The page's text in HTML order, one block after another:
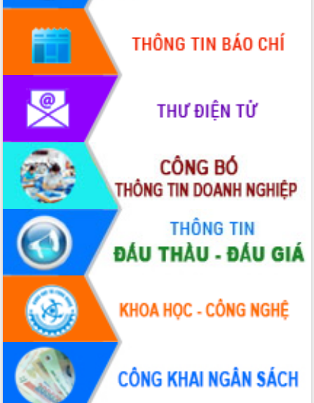
quốc phòng, quân sự địa phương năm
Đắk Lắk tập trung toàn lực khắc phục
tồn tại IUU, sẵn sàng làm việc với
Đoàn thanh tra EC
Chủ tịch UBND tỉnh Tạ Anh Tuấn thăm,
chúc mừng các bệnh viện nhân Ngày
Thầy thuốc Việt Nam
Rộn ràng lễ hội truyền thống Sông
nước Đà Nông lần thứ I năm 2026
Kỳ họp Chuyên đề lần thứ Năm, HĐND
tỉnh Đắk Lắk thông qua các nghị quyết
quan trọng
Thống nhất danh sách giới thiệu ứng
cử đại biểu Quốc hội khoá XVI và đại
biểu HĐND tỉnh Đắk Lắk, nhiệm kỳ
2026-2031
Phát động hai phong trào thi đua quan
trọng trong kỷ nguyên mới
Hội nghị lần thứ tư Ban Chỉ đạo công
tác bầu cử tỉnh Đắk Lắk
Hội nghị Báo cáo viên Trung ương
tháng 01/2026
Phó Thủ tướng Hồ Quốc Dũng đánh giá
cao kết quả Chiến dịch Quang Trung
tại Đắk Lắk